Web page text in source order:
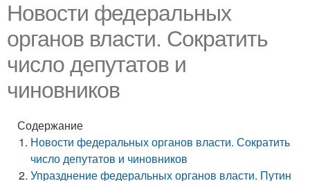
Новости федеральных
органов власти. Сократить
число депутатов и
чиновников
Содержание
Новости федеральных органов власти. Сократить
число депутатов и чиновников
Упразднение федеральных органов власти. Путин